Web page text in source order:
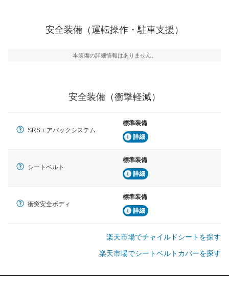
運転・駐車支援
グ・アシストやサイドブラインドモニターなどが装備さ
万が一車体が衝撃を受けたときに、運転者・同乗者を守
るSRSエアバッグシステム、プリテンショナーシートベ
安全装備（運転操作・駐車支援）
本装備の詳細情報はありません。
安全装備（衝撃軽減）
SRSエアバックシステム
標準装備
詳細
シートベルト
標準装備
詳細
衝突安全ボディ
標準装備
詳細
楽天市場でチャイルドシートを探す
楽天市場でシートベルトカバーを探す